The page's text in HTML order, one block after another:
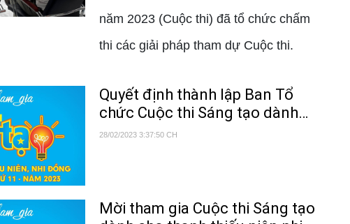
năm 2023 (Cuộc thi) đã tổ chức chấm
thi các giải pháp tham dự Cuộc thi.
Quyết định thành lập Ban Tổ
chức Cuộc thi Sáng tạo dành
cho thanh thiếu niên nhi đồng
28/02/2023 3:37:50 CH
Mời tham gia Cuộc thi Sáng tạo